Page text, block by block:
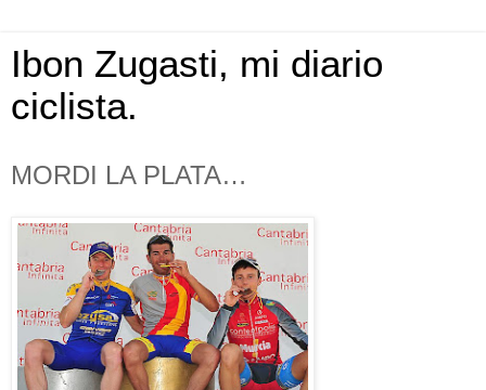
Ibon Zugasti, mi diario
ciclista.
MORDI LA PLATA…